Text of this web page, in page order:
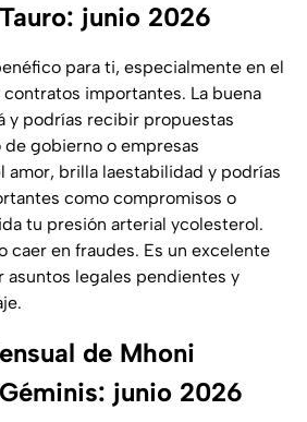
junio 2026
para ti, especialmente en el
importantes. La buena
y podrías recibir propuestas
gobierno o empresas
amor, brilla laestabilidad y podrías
como compromisos o
tu presión arterial ycolesterol.
caer en fraudes. Es un excelente
asuntos legales pendientes y
de Mhoni
junio 2026